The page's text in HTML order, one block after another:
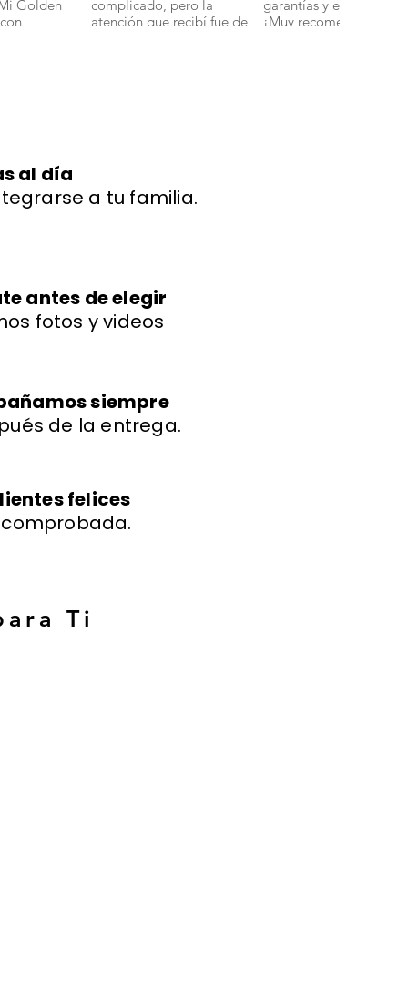
Golden
complicado, pero la
atención que recibí fue de
garantías y en perfecto
¡Muy recomendados!".
al día
a tu familia.
antes de elegir
fotos y videos
siempre
de la entrega.
felices
Ti